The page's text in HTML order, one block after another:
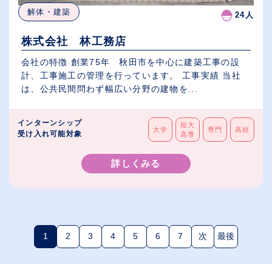
解体・建築 24人
株式会社 林工務店
会社の特徴 創業75年 秋田市を中心に建築工事の設
計、工事施工の管理を行っています。 工事実績 当社
は、公共民間問わず幅広い分野の建物を...
インターンシップ
受け入れ可能対象
大学
短大
高専
専門 高校
詳しくみる
1(現在のページ)
2 3 4 5 6 7 次 最後